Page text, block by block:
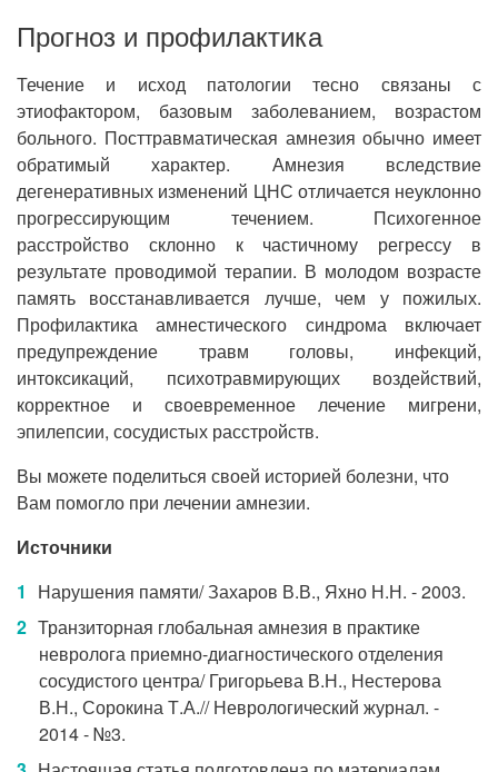
Прогноз и профилактика
Течение и исход патологии тесно связаны с
этиофактором, базовым заболеванием, возрастом
больного. Посттравматическая амнезия обычно имеет
обратимый характер. Амнезия вследствие
дегенеративных изменений ЦНС отличается неуклонно
прогрессирующим течением. Психогенное
расстройство склонно к частичному регрессу в
результате проводимой терапии. В молодом возрасте
память восстанавливается лучше, чем у пожилых.
Профилактика амнестического синдрома включает
предупреждение травм головы, инфекций,
интоксикаций, психотравмирующих воздействий,
корректное и своевременное лечение мигрени,
эпилепсии, сосудистых расстройств.
Вы можете поделиться своей историей болезни, что
Вам помогло при лечении амнезии.
Источники
Нарушения памяти/ Захаров В.В., Яхно Н.Н. - 2003.
Транзиторная глобальная амнезия в практике
невролога приемно-диагностического отделения
сосудистого центра/ Григорьева В.Н., Нестерова
В.Н., Сорокина Т.А.// Неврологический журнал. -
2014 - №3.